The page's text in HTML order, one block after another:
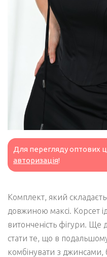
Для перегляду оптових
авторизація!
Комплект, який
довжиною максі. Корсет
витонченість фігури.
стати те, що в
комбінувати з